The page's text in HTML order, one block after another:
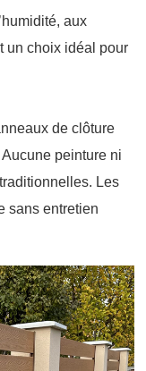
aux
un choix idéal pour
de clôture
peinture ni
Les
sans entretien